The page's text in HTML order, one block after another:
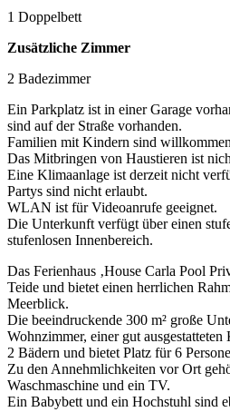
1 Doppelbett
Zusätzliche Zimmer
2 Badezimmer
Ein Parkplatz ist in einer Garage
sind auf der Straße vorhanden.
Familien mit Kindern sind
Das Mitbringen von Haustieren ist
Eine Klimaanlage ist derzeit nicht
Partys sind nicht erlaubt.
WLAN ist für Videoanrufe geeignet.
Die Unterkunft verfügt über einen
stufenlosen Innenbereich.
Das Ferienhaus ‚House Carla Pool
Teide und bietet einen herrlichen
Meerblick.
Die beeindruckende 300 m² große
Wohnzimmer, einer gut
2 Bädern und bietet Platz für 6
Zu den Annehmlichkeiten vor Ort
Waschmaschine und ein TV.
Ein Babybett und ein Hochstuhl sind